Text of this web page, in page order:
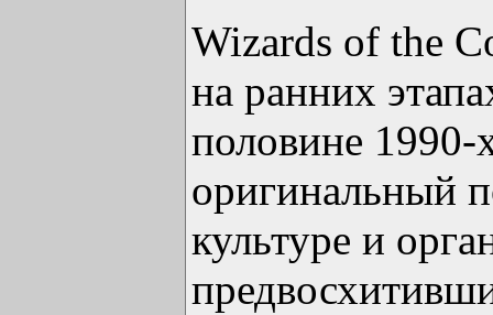
Wizards of the
на ранних
половине
оригинальный
культуре и